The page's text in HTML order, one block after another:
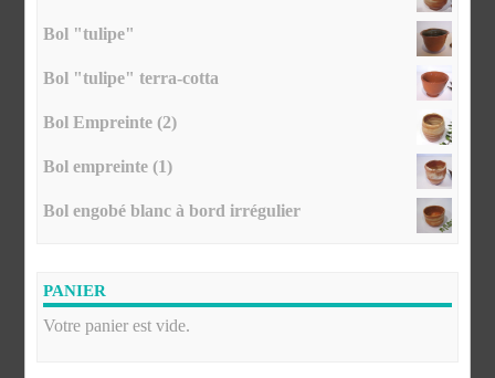
Bol "tulipe"
Bol "tulipe" terra-cotta
Bol Empreinte (2)
Bol empreinte (1)
Bol engobé blanc à bord irrégulier
PANIER
Votre panier est vide.